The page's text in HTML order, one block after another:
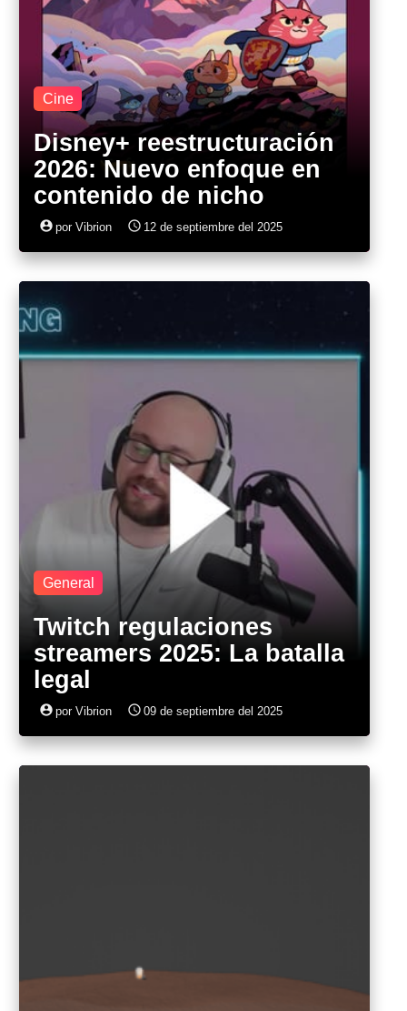
Cine
Disney+ reestructuración
2026: Nuevo enfoque en
contenido de nicho
account_circle por Vibrion access_time 12 de septiembre del 2025
General
Twitch regulaciones
streamers 2025: La batalla
legal
account_circle por Vibrion access_time 09 de septiembre del 2025